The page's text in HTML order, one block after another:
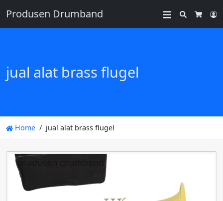
Produsen Drumband
Search
jual alat brass flugel
Home jual alat brass flugel